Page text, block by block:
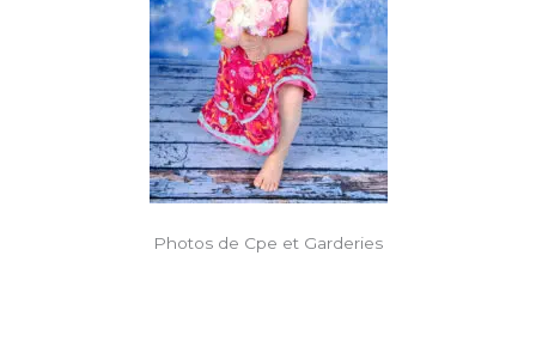
Photos de Cpe et Garderies